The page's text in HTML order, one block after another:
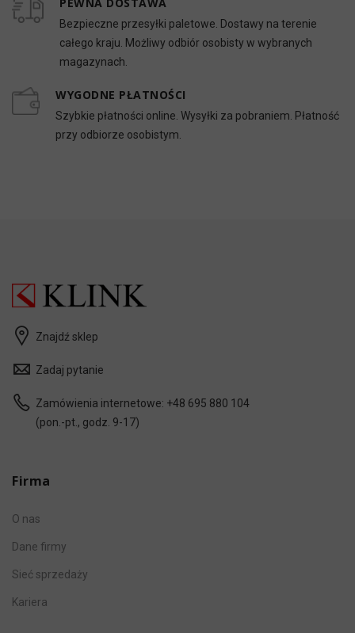
Bezpieczne przesyłki paletowe. Dostawy na terenie
całego kraju. Możliwy odbiór osobisty w wybranych
magazynach.
WYGODNE PŁATNOŚCI
Szybkie płatności online. Wysyłki za pobraniem. Płatność
przy odbiorze osobistym.
Znajdź sklep
Zadaj pytanie
Zamówienia internetowe: +48 695 880 104
(pon.-pt., godz. 9-17)
Firma
O nas
Dane firmy
Sieć sprzedaży
Kariera